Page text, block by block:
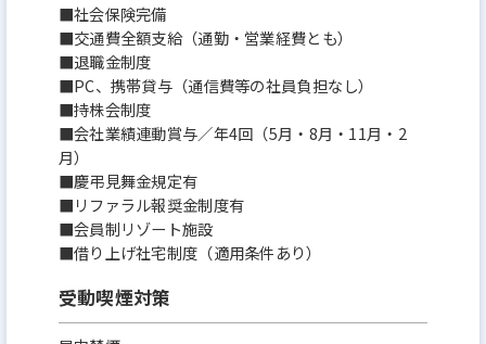
■社会保険完備
■交通費全額支給（通勤・営業経費とも）
■退職金制度
■PC、携帯貸与（通信費等の社員負担なし）
■持株会制度
■会社業績連動賞与／年4回（5月・8月・11月・2
月）
■慶弔見舞金規定有
■リファラル報奨金制度有
■会員制リゾート施設
■借り上げ社宅制度（適用条件あり）
受動喫煙対策